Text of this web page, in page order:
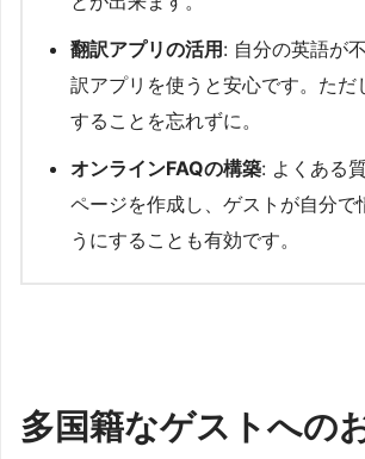
翻訳アプリの活用 : 自分の英語が
訳アプリを使うと安心です。ただ
することを忘れずに。
オンラインFAQの構築: よくある
ページを作成し、ゲストが自分で
うにすることも有効です。
多国籍なゲストへの